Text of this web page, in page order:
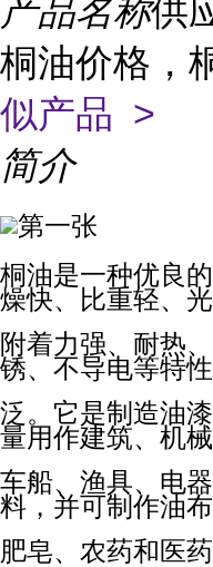
产品名称供
桐油价格，
似产品 >
简介
桐油是一种优良
燥快、比重轻、光
附着力强、耐热
锈、不导电等特
泛。它是制造油
量用作建筑、机械
车船、渔具、电
料，并可制作油布
肥皂、农药和医